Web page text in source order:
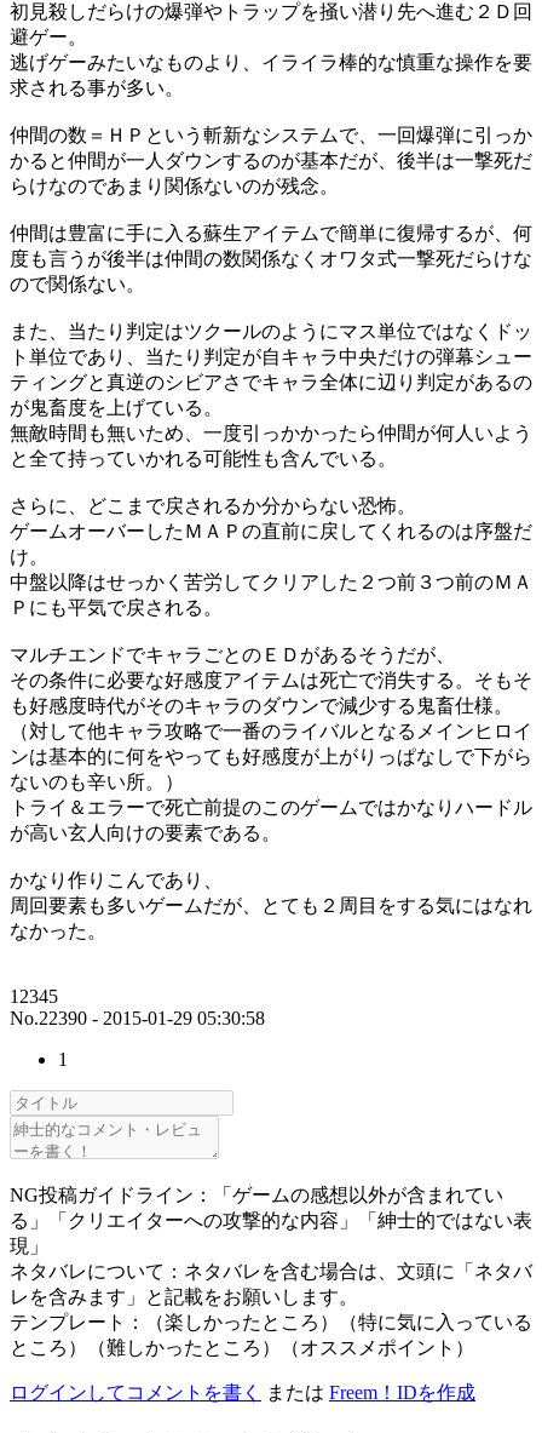
初見殺しだらけの爆弾やトラップを掻い潜り先へ進む２Ｄ回
避ゲー。
逃げゲーみたいなものより、イライラ棒的な慎重な操作を要
求される事が多い。
仲間の数＝ＨＰという斬新なシステムで、一回爆弾に引っか
かると仲間が一人ダウンするのが基本だが、後半は一撃死だ
らけなのであまり関係ないのが残念。
仲間は豊富に手に入る蘇生アイテムで簡単に復帰するが、何
度も言うが後半は仲間の数関係なくオワタ式一撃死だらけな
ので関係ない。
また、当たり判定はツクールのようにマス単位ではなくドッ
ト単位であり、当たり判定が自キャラ中央だけの弾幕シュー
ティングと真逆のシビアさでキャラ全体に辺り判定があるの
が鬼畜度を上げている。
無敵時間も無いため、一度引っかかったら仲間が何人いよう
と全て持っていかれる可能性も含んでいる。
さらに、どこまで戻されるか分からない恐怖。
ゲームオーバーしたＭＡＰの直前に戻してくれるのは序盤だ
け。
中盤以降はせっかく苦労してクリアした２つ前３つ前のＭＡ
Ｐにも平気で戻される。
マルチエンドでキャラごとのＥＤがあるそうだが、
その条件に必要な好感度アイテムは死亡で消失する。そもそ
も好感度時代がそのキャラのダウンで減少する鬼畜仕様。
（対して他キャラ攻略で一番のライバルとなるメインヒロイ
ンは基本的に何をやっても好感度が上がりっぱなしで下がら
ないのも辛い所。）
トライ＆エラーで死亡前提のこのゲームではかなりハードル
が高い玄人向けの要素である。
かなり作りこんであり、
周回要素も多いゲームだが、とても２周目をする気にはなれ
なかった。
12345
No.22390 - 2015-01-29 05:30:58
1
NG投稿ガイドライン：「ゲームの感想以外が含まれてい
る」「クリエイターへの攻撃的な内容」「紳士的ではない表
現」
ネタバレについて：ネタバレを含む場合は、文頭に「ネタバ
レを含みます」と記載をお願いします。
テンプレート：（楽しかったところ）（特に気に入っている
ところ）（難しかったところ）（オススメポイント）
ログインしてコメントを書く または Freem！IDを作成